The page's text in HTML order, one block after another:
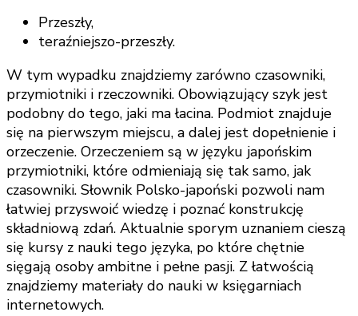
Przeszły,
teraźniejszo-przeszły.
W tym wypadku znajdziemy zarówno czasowniki,
przymiotniki i rzeczowniki. Obowiązujący szyk jest
podobny do tego, jaki ma łacina. Podmiot znajduje
się na pierwszym miejscu, a dalej jest dopełnienie i
orzeczenie. Orzeczeniem są w języku japońskim
przymiotniki, które odmieniają się tak samo, jak
czasowniki. Słownik Polsko-japoński pozwoli nam
łatwiej przyswoić wiedzę i poznać konstrukcję
składniową zdań. Aktualnie sporym uznaniem cieszą
się kursy z nauki tego języka, po które chętnie
sięgają osoby ambitne i pełne pasji. Z łatwością
znajdziemy materiały do nauki w księgarniach
internetowych.